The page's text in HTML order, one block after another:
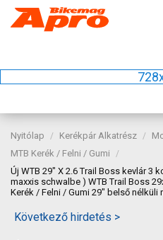
Nyitólap Kerékpár Alkatrész
MTB Kerék / Felni / Gumi
Új WTB 29" X 2.6 Trail Boss kevlár 3
maxxis schwalbe ) WTB Trail Boss
Kerék / Felni / Gumi 29" belső nélküli
Következő hirdetés >